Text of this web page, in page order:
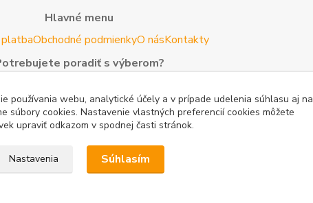
Hlavné menu
Obchodné podmienkyO násKontakty
poradiť s výberom?
722 744 267- Po - Pia (8 - 16 hod)
info@woodman.sk- kedykoľvek
Užitočné informácie
cien na Pricemania.skReklamácia
používania webu, analytické účely a v prípade udelenia súhlasu aj na
súbory cookies. Nastavenie vlastných preferencií cookies môžete
upraviť odkazom v spodnej časti stránok.
Nastavenia Súhlasím